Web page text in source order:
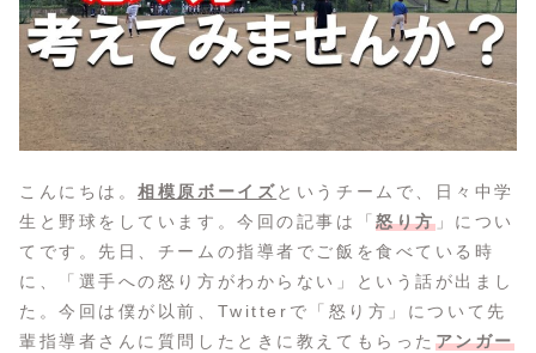
こんにちは。相模原ボーイズというチームで、日々中学
生と野球をしています。今回の記事は「怒り方」につい
てです。先日、チームの指導者でご飯を食べている時
に、「選手への怒り方がわからない」という話が出まし
た。今回は僕が以前、Twitterで「怒り方」について先
輩指導者さんに質問したときに教えてもらった アンガー